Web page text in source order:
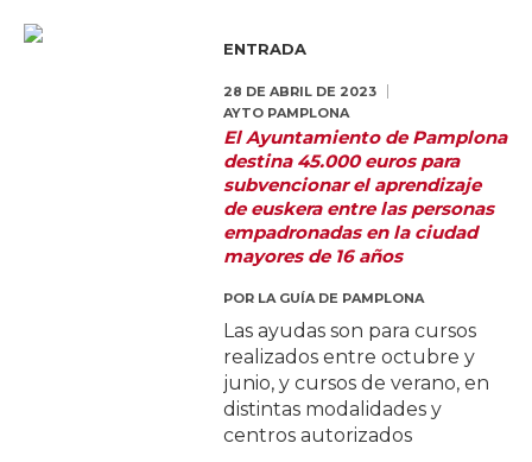
ENTRADA
28 DE ABRIL DE 2023
AYTO PAMPLONA
El Ayuntamiento de Pamplona
destina 45.000 euros para
subvencionar el aprendizaje
de euskera entre las personas
empadronadas en la ciudad
mayores de 16 años
POR LA GUÍA DE PAMPLONA
Las ayudas son para cursos
realizados entre octubre y
junio, y cursos de verano, en
distintas modalidades y
centros autorizados